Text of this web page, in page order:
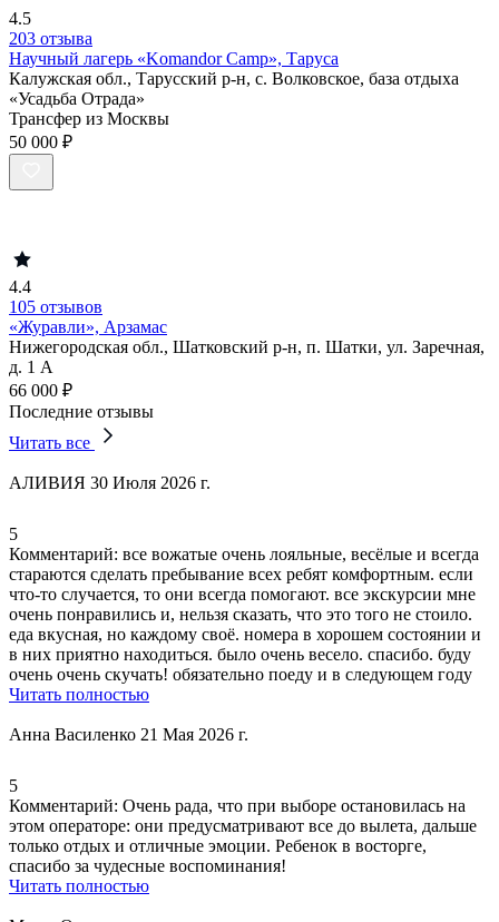
4.5
203 отзыва
Научный лагерь «Komandor Camp», Таруса
Калужская обл., Тарусский р-н, с. Волковское, база отдыха
«Усадьба Отрада»
Трансфер из Москвы
50 000 ₽
4.4
105 отзывов
«Журавли», Арзамас
Нижегородская обл., Шатковский р-н, п. Шатки, ул. Заречная,
д. 1 А
66 000 ₽
Последние отзывы
Читать все
АЛИВИЯ 30 Июля 2026 г.
5
Комментарий: все вожатые очень лояльные, весёлые и всегда
стараются сделать пребывание всех ребят комфортным. если
что-то случается, то они всегда помогают. все экскурсии мне
очень понравились и, нельзя сказать, что это того не стоило.
еда вкусная, но каждому своё. номера в хорошем состоянии и
в них приятно находиться. было очень весело. спасибо. буду
очень очень скучать! обязательно поеду и в следующем году
Читать полностью
Анна Василенко 21 Мая 2026 г.
5
Комментарий: Очень рада, что при выборе остановилась на
этом операторе: они предусматривают все до вылета, дальше
только отдых и отличные эмоции. Ребенок в восторге,
спасибо за чудесные воспоминания!
Читать полностью